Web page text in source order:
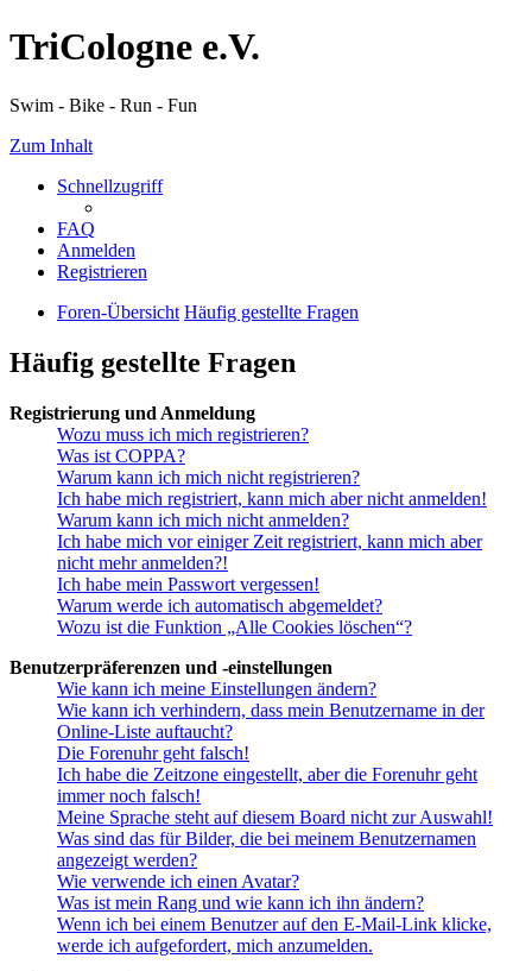
TriCologne e.V.
Swim - Bike - Run - Fun
Zum Inhalt
Schnellzugriff
FAQ
Anmelden
Registrieren
Foren-Übersicht Häufig gestellte Fragen
Häufig gestellte Fragen
Registrierung und Anmeldung
Wozu muss ich mich registrieren?
Was ist COPPA?
Warum kann ich mich nicht registrieren?
Ich habe mich registriert, kann mich aber nicht anmelden!
Warum kann ich mich nicht anmelden?
Ich habe mich vor einiger Zeit registriert, kann mich aber
nicht mehr anmelden?!
Ich habe mein Passwort vergessen!
Warum werde ich automatisch abgemeldet?
Wozu ist die Funktion „Alle Cookies löschen“?
Benutzerpräferenzen und -einstellungen
Wie kann ich meine Einstellungen ändern?
Wie kann ich verhindern, dass mein Benutzername in der
Online-Liste auftaucht?
Die Forenuhr geht falsch!
Ich habe die Zeitzone eingestellt, aber die Forenuhr geht
immer noch falsch!
Meine Sprache steht auf diesem Board nicht zur Auswahl!
Was sind das für Bilder, die bei meinem Benutzernamen
angezeigt werden?
Wie verwende ich einen Avatar?
Was ist mein Rang und wie kann ich ihn ändern?
Wenn ich bei einem Benutzer auf den E-Mail-Link klicke,
werde ich aufgefordert, mich anzumelden.